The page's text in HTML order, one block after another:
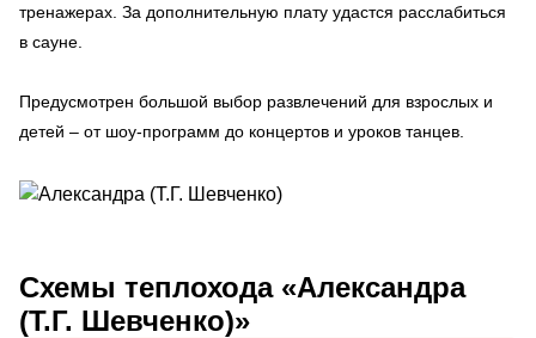
тренажерах. За дополнительную плату удастся расслабиться
в сауне.
Предусмотрен большой выбор развлечений для взрослых и
детей – от шоу-программ до концертов и уроков танцев.
Схемы теплохода «Александра
(Т.Г. Шевченко)»